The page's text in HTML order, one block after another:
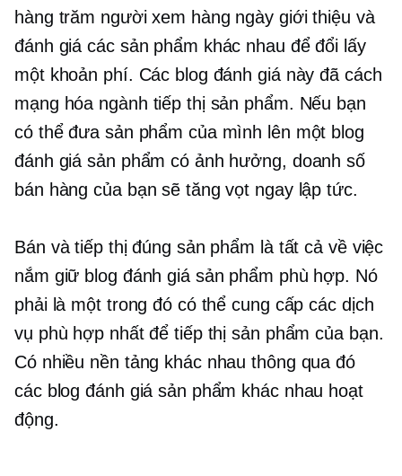
hàng trăm người xem hàng ngày giới thiệu và
đánh giá các sản phẩm khác nhau để đổi lấy
một khoản phí. Các blog đánh giá này đã cách
mạng hóa ngành tiếp thị sản phẩm. Nếu bạn
có thể đưa sản phẩm của mình lên một blog
đánh giá sản phẩm có ảnh hưởng, doanh số
bán hàng của bạn sẽ tăng vọt ngay lập tức.
Bán và tiếp thị đúng sản phẩm là tất cả về việc
nắm giữ blog đánh giá sản phẩm phù hợp. Nó
phải là một trong đó có thể cung cấp các dịch
vụ phù hợp nhất để tiếp thị sản phẩm của bạn.
Có nhiều nền tảng khác nhau thông qua đó
các blog đánh giá sản phẩm khác nhau hoạt
động.